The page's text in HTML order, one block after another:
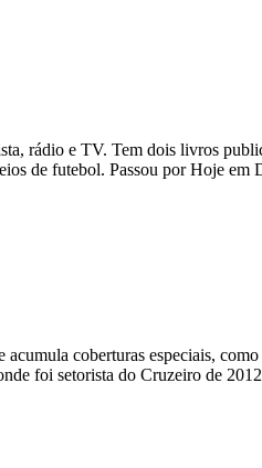
rádio e TV. Tem dois livros
de futebol. Passou por Hoje em
coberturas especiais,
foi setorista do Cruzeiro de